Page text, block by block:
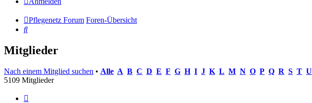
Pflegenetz Forum Foren-Übersicht
Suche
Mitglieder
Nach einem Mitglied suchen • Alle A B C D E F G H I J K L M N O P Q R S T U
5109 Mitglieder